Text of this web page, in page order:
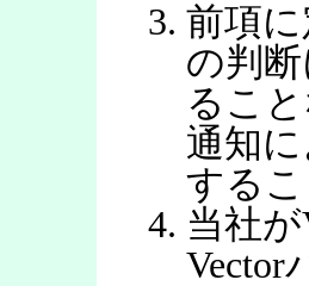
前項
の判
るこ
通知
する
当社
Vector